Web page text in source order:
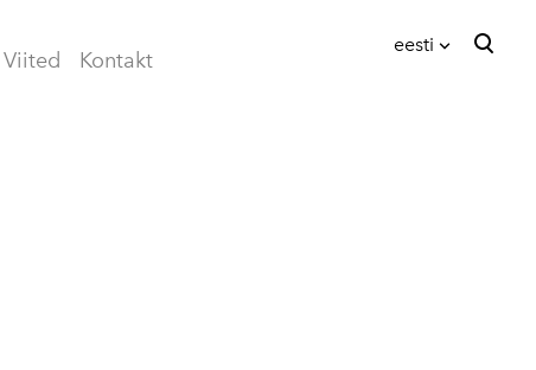
Viited
Kontakt
eesti